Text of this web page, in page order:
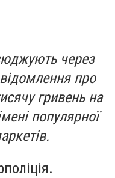
через
про
гривень на
популярної